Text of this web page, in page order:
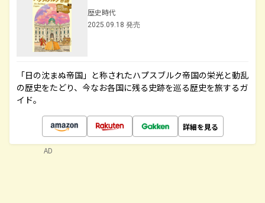
歴史時代
2025.09.18 発売
「日の沈まぬ帝国」と称されたハプスブルク帝国の栄光と動乱
の歴史をたどり、今なお各国に残る史跡を巡る歴史を旅するガ
イド。
詳細を見る
AD